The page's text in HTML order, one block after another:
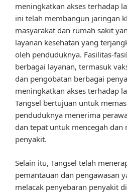
meningkatkan akses terhadap
ini telah membangun jaringan
masyarakat dan rumah sakit
layanan kesehatan yang
oleh penduduknya. Fasilitas-
berbagai layanan, termasuk
dan pengobatan berbagai
meningkatkan akses terhadap
Tangsel bertujuan untuk
penduduknya menerima
dan tepat untuk mencegah dan
penyakit.
Selain itu, Tangsel telah
pemantauan dan pengawasan
melacak penyebaran penyakit